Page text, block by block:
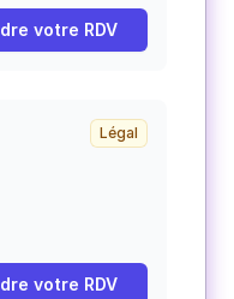
votre RDV
Légal
votre RDV